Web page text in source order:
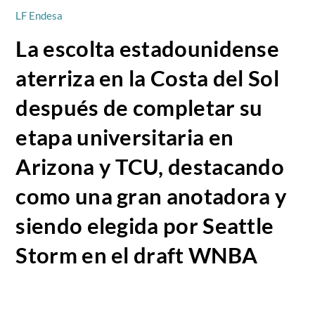
LF Endesa
La escolta estadounidense
aterriza en la Costa del Sol
después de completar su
etapa universitaria en
Arizona y TCU, destacando
como una gran anotadora y
siendo elegida por Seattle
Storm en el draft WNBA